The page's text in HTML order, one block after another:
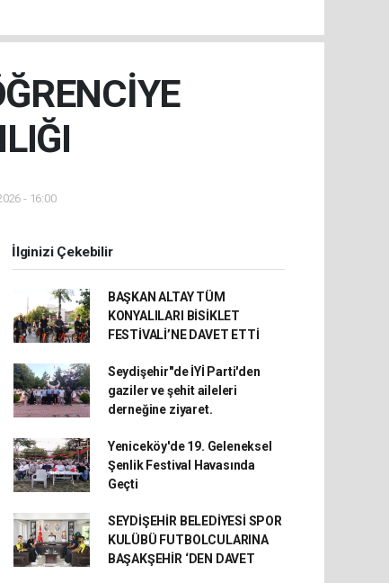
- 16:00
İlginizi Çekebilir
BAŞKAN ALTAY TÜM
KONYALILARI BİSİKLET
FESTİVALİ’NE DAVET ETTİ
Seydişehir"de İYİ Parti'den
gaziler ve şehit aileleri
derneğine ziyaret.
Yeniceköy'de 19. Geleneksel
Şenlik Festival Havasında
Geçti
SEYDİŞEHİR BELEDİYESİ SPOR
KULÜBÜ FUTBOLCULARINA
BAŞAKŞEHİR ‘DEN DAVET